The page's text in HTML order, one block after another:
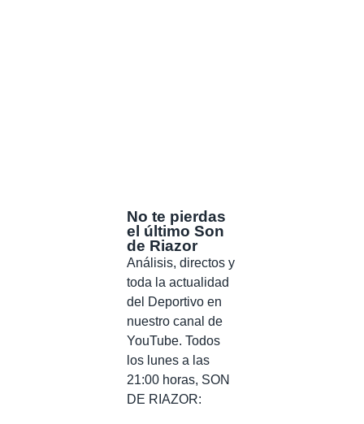
No te pierdas
el último Son
de Riazor
Análisis, directos y
toda la actualidad
del Deportivo en
nuestro canal de
YouTube. Todos
los lunes a las
21:00 horas, SON
DE RIAZOR: